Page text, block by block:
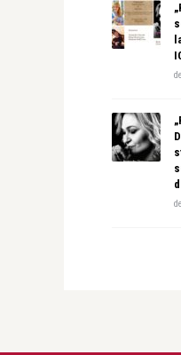
de
de